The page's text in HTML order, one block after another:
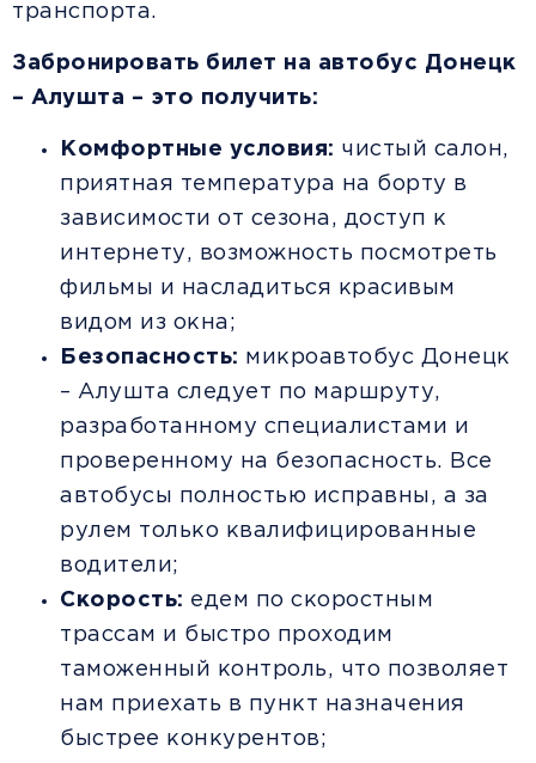
транспорта.
Забронировать билет на автобус Донецк
– Алушта – это получить:
Комфортные условия: чистый салон,
приятная температура на борту в
зависимости от сезона, доступ к
интернету, возможность посмотреть
фильмы и насладиться красивым
видом из окна;
Безопасность: микроавтобус Донецк
– Алушта следует по маршруту,
разработанному специалистами и
проверенному на безопасность. Все
автобусы полностью исправны, а за
рулем только квалифицированные
водители;
Скорость: едем по скоростным
трассам и быстро проходим
таможенный контроль, что позволяет
нам приехать в пункт назначения
быстрее конкурентов;